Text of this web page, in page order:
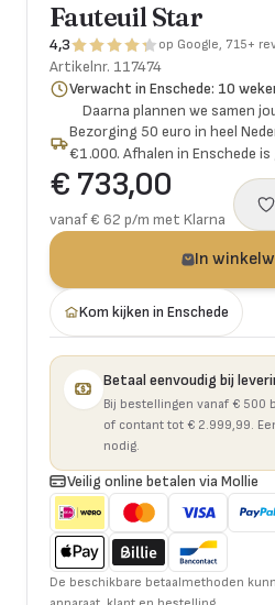
Fauteuil Star
4,3 op Google, 715+
Artikelnr. 117474
Verwacht in Enschede: 10
Daarna plannen we samen
Bezorging 50 euro in heel
€1.000. Afhalen in Enschede
€ 733,00
vanaf € 62 p/m met Klarna
In
Kom kijken in Enschede
Betaal eenvoudig bij
Bij bestellingen vanaf € 500
of contant tot € 2.999,99.
nodig.
Veilig online betalen via Mollie
De beschikbare betaalmethoden